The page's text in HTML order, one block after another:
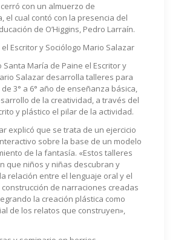
con un almuerzo de
el cual contó con la presencia del
de O’Higgins, Pedro Larraín.
Escritor y Sociólogo Mario Salazar
Santa María de Paine el Escritor y
Salazar desarrolla talleres para
3° a 6° año de enseñanza básica,
de la creatividad, a través del
y plástico el pilar de la actividad.
explicó que se trata de un ejercicio
sobre la base de un modelo
de la fantasía. «Estos talleres
que niños y niñas descubran y
relación entre el lenguaje oral y el
de narraciones creadas
la creación plástica como
de los relatos que construyen»,